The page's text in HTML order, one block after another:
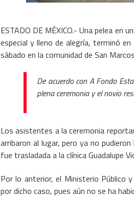
ESTADO DE MÉXICO.- Una pelea en
especial y lleno de alegría, terminó
sábado en la comunidad de San
De acuerdo con A Fondo
plena ceremonia y el novio
Los asistentes a la ceremonia
arribaron al lugar, pero ya no
fue trasladada a la clínica Guadalupe
Por lo anterior, el Ministerio Público
por dicho caso, pues aún no se ha